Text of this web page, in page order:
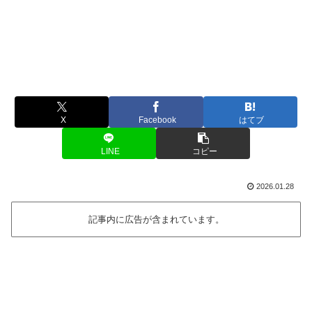
X Facebook はてブ
LINE コピー
2026.01.28
記事内に広告が含まれています。